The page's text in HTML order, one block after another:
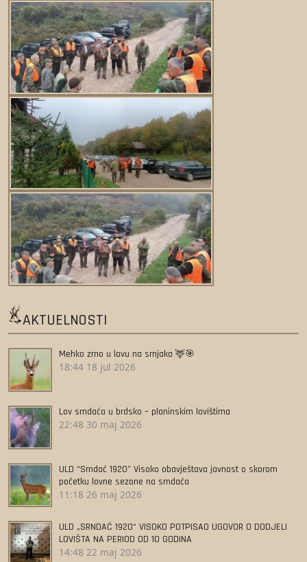
AKTUELNOSTI
Mehko zrno u lovu na srnjaka 🦌🎯
18:44 18 jul 2026
Lov srndaća u brdsko – planinskim lovištima
22:48 30 maj 2026
ULD “Srndać 1920” Visoko obavještava javnost o skorom
početku lovne sezone na srndaća
11:18 26 maj 2026
ULD „SRNDAĆ 1920“ VISOKO POTPISAO UGOVOR O DODJELI
LOVIŠTA NA PERIOD OD 10 GODINA
14:48 22 maj 2026